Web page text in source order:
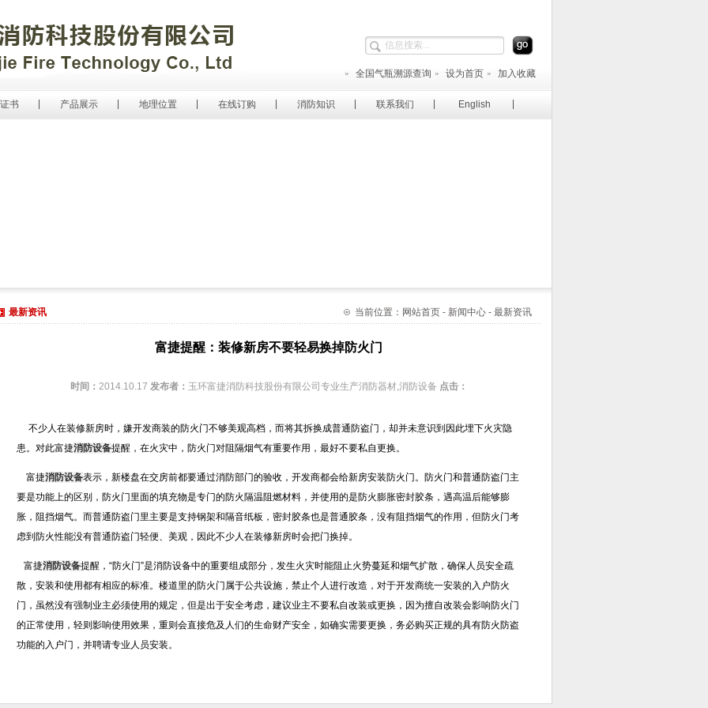
全国气瓶溯源查询 设为首页 加入收藏
书 产品展示 地理位置 在线订购 消防知识 联系我们 English
最新资讯 当前位置：网站首页 - 新闻中心 - 最新资讯
富捷提醒：装修新房不要轻易换掉防火门
时间： 2014.10.17 发布者： 玉环富捷消防科技股份有限公司专业生产消防器材,消防设备 点击：
不少人在装修新房时，嫌开发商装的防火门不够美观高档，而将其拆换成普通防盗门，却并未意识到因此埋下火灾隐
患。对此富捷消防设备提醒，在火灾中，防火门对阻隔烟气有重要作用，最好不要私自更换。
富捷消防设备表示，新楼盘在交房前都要通过消防部门的验收，开发商都会给新房安装防火门。防火门和普通防盗门主
要是功能上的区别，防火门里面的填充物是专门的防火隔温阻燃材料，并使用的是防火膨胀密封胶条，遇高温后能够膨
胀，阻挡烟气。而普通防盗门里主要是支持钢架和隔音纸板，密封胶条也是普通胶条，没有阻挡烟气的作用，但防火门考
虑到防火性能没有普通防盗门轻便、美观，因此不少人在装修新房时会把门换掉。
富捷消防设备提醒，“防火门”是消防设备中的重要组成部分，发生火灾时能阻止火势蔓延和烟气扩散，确保人员安全疏
散，安装和使用都有相应的标准。楼道里的防火门属于公共设施，禁止个人进行改造，对于开发商统一安装的入户防火
门，虽然没有强制业主必须使用的规定，但是出于安全考虑，建议业主不要私自改装或更换，因为擅自改装会影响防火门
的正常使用，轻则影响使用效果，重则会直接危及人们的生命财产安全，如确实需要更换，务必购买正规的具有防火防盗
功能的入户门，并聘请专业人员安装。